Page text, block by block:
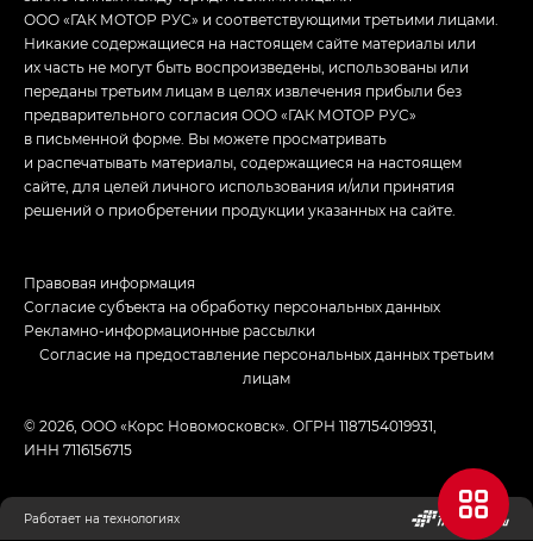
ООО «ГАК МОТОР РУС» и соответствующими третьими лицами.
Никакие содержащиеся на настоящем сайте материалы или
их часть не могут быть воспроизведены, использованы или
переданы третьим лицам в целях извлечения прибыли без
предварительного согласия ООО «ГАК МОТОР РУС»
в письменной форме. Вы можете просматривать
и распечатывать материалы, содержащиеся на настоящем
сайте, для целей личного использования и/или принятия
решений о приобретении продукции указанных на сайте.
© 2026, ООО «Корс Новомосковск». ОГРН 1187154019931,
ИНН 7116156715
Правовая информация
Согласие субъекта на обработку персональных данных
Рекламно-информационные рассылки
Согласие на предоставление персональных данных третьим
лицам
Работает на технологиях